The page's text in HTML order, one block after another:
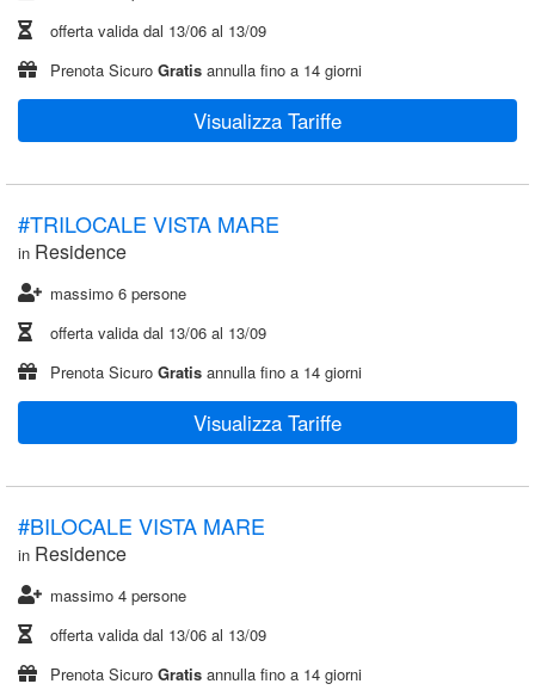
offerta valida dal 13/06 al 13/09
Prenota Sicuro Gratis annulla fino a 14 giorni
Visualizza Tariffe
#TRILOCALE VISTA MARE
in Residence
massimo 6 persone
offerta valida dal 13/06 al 13/09
Prenota Sicuro Gratis annulla fino a 14 giorni
Visualizza Tariffe
#BILOCALE VISTA MARE
in Residence
massimo 4 persone
offerta valida dal 13/06 al 13/09
Prenota Sicuro Gratis annulla fino a 14 giorni